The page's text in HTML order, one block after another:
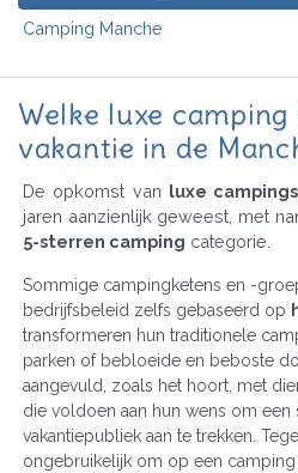
Camping Manche
Welke luxe
vakantie in de
De opkomst van luxe
jaren aanzienlijk geweest, met
5-sterren camping categorie.
Sommige campingketens en -
bedrijfsbeleid zelfs gebaseerd op
transformeren hun traditionele
parken of bebloeide en beboste
aangevuld, zoals het hoort, met
die voldoen aan hun wens om een
vakantiepubliek aan te trekken.
ongebruikelijk om op een